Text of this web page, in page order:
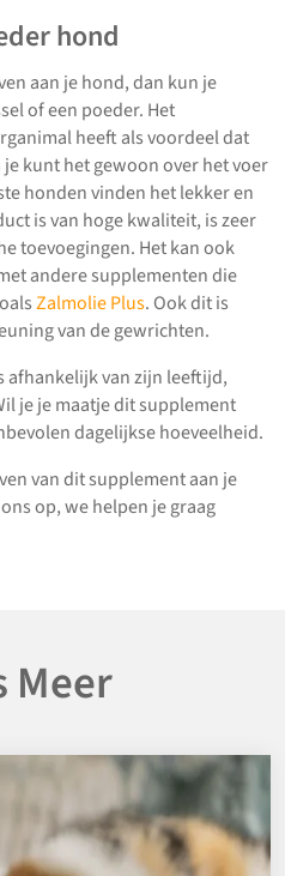
hond
aan je hond, dan kun je
of een poeder. Het
heeft als voordeel dat
kunt het gewoon over het voer
honden vinden het lekker en
is van hoge kwaliteit, is zeer
toevoegingen. Het kan ook
andere supplementen die
Zalmolie Plus. Ook dit is
van de gewrichten.
afhankelijk van zijn leeftijd,
je je maatje dit supplement
dagelijkse hoeveelheid.
van dit supplement aan je
op, we helpen je graag
Meer